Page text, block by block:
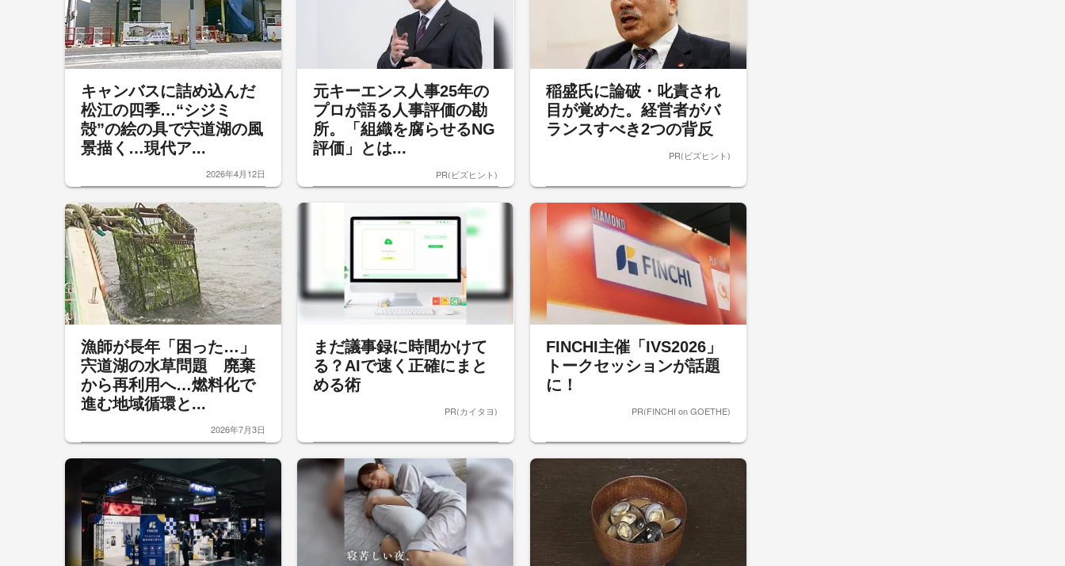
キャンバスに詰め込んだ
松江の四季…“シジミ
殻”の絵の具で宍道湖の風
景描く…現代ア...
2026年4月12日
元キーエンス人事25年の
プロが語る人事評価の勘
所。「組織を腐らせるNG
評価」とは...
PR(ビズヒント)
稲盛氏に論破・叱責され
目が覚めた。経営者がバ
ランスすべき2つの背反
PR(ビズヒント)
漁師が長年「困った…」
宍道湖の水草問題 廃棄
から再利用へ…燃料化で
進む地域循環と...
2026年7月3日
まだ議事録に時間かけて
る？AIで速く正確にまと
める術
PR(カイタヨ)
FINCHI主催「IVS2026」
トークセッションが話題
に！
PR(FINCHI on GOETHE)